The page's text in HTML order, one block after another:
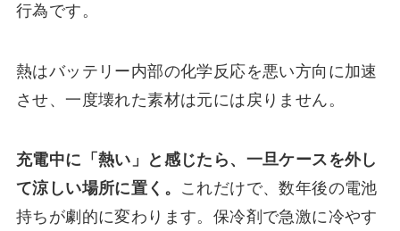
行為です。
熱はバッテリー内部の化学反応を悪い方向に加速
させ、一度壊れた素材は元には戻りません。
充電中に「熱い」と感じたら、一旦ケースを外し
て涼しい場所に置く。
これだけで、数年後の電池
持ちが劇的に変わります。保冷剤で急激に冷やす